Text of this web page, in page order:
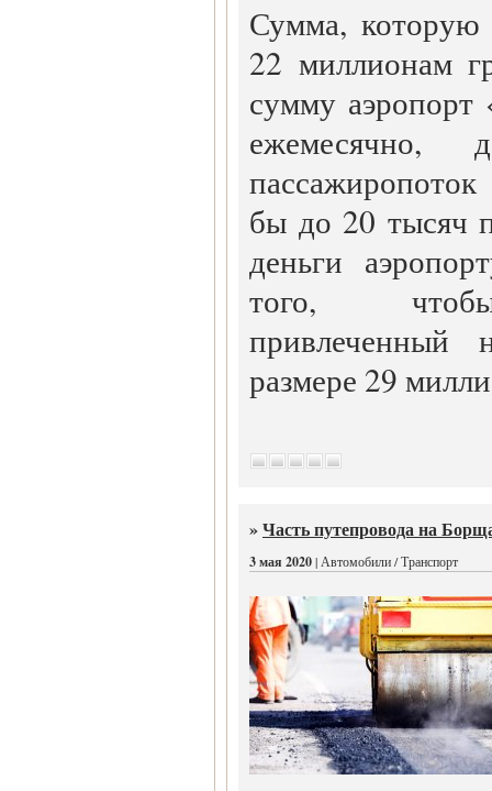
Сумма, которую
22 миллионам
сумму аэропорт
бы до 20 тысяч
деньги
того, чтобы
привлеченный
размере 29
»Часть путепровода на
3 мая 2020| Автомобили / Транспорт